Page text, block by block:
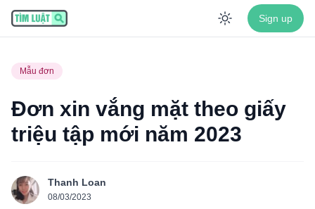
Enable
Sign up
Mẫu đơn
Đơn xin vắng mặt theo giấy
triệu tập mới năm 2023
Thanh Loan
08/03/2023